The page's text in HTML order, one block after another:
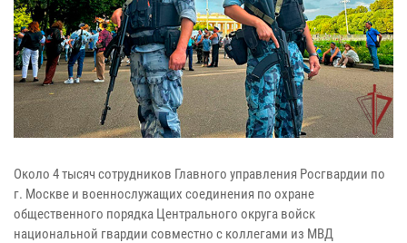
Около 4 тысяч сотрудников Главного управления Росгвардии по
г. Москве и военнослужащих соединения по охране
общественного порядка Центрального округа войск
национальной гвардии совместно с коллегами из МВД